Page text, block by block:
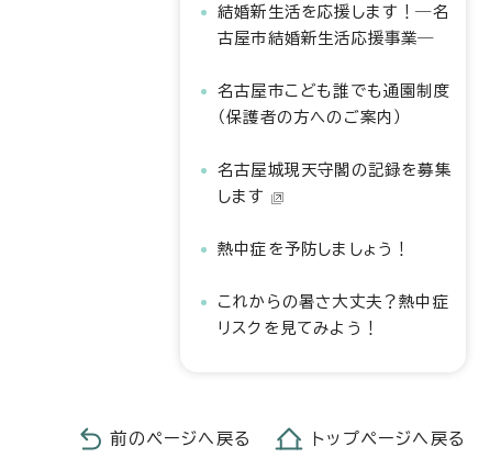
結婚新生活を応援します！―名
古屋市結婚新生活応援事業―
名古屋市こども誰でも通園制度
（保護者の方へのご案内）
名古屋城現天守閣の記録を募集
します
熱中症を予防しましょう！
これからの暑さ大丈夫？熱中症
リスクを見てみよう！
前のページへ戻る トップページへ戻る